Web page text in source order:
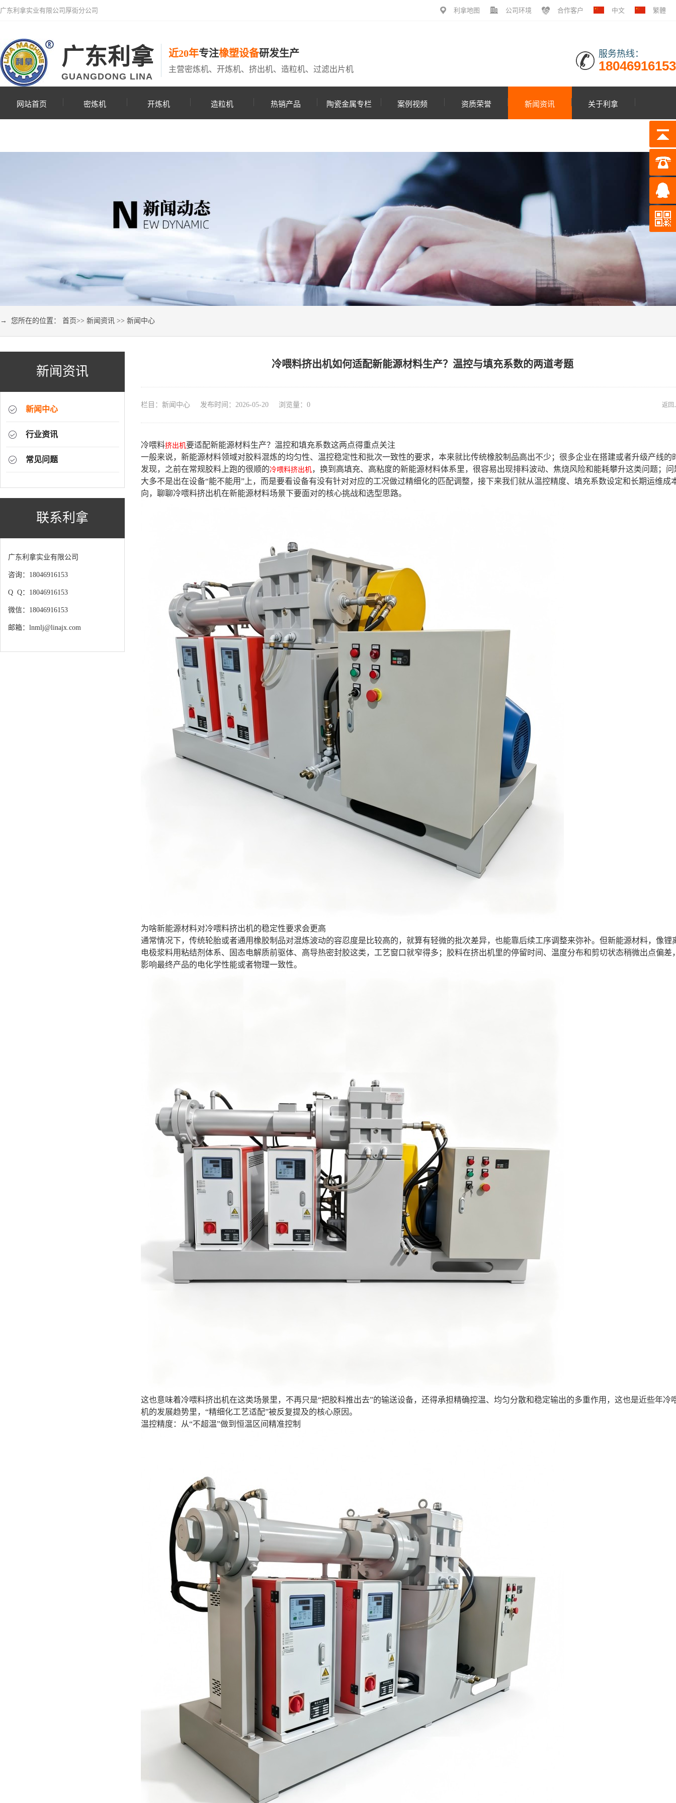
广东利拿实业有限公司厚街分公司 利拿地图 公司环境 合作客户 中文 繁體
广东利拿
GUANGDONG LINA
近20年专注橡塑设备研发生产
主营密炼机、开炼机、挤出机、造粒机、过滤出片机
服务热线：
18046916153
网站首页 密炼机 开炼机 造粒机 热销产品 陶瓷金属专栏 案例视频 资质荣誉 新闻资讯 关于利拿
→ 您所在的位置： 首页>> 新闻资讯 >> 新闻中心
新闻资讯
新闻中心
行业资讯
常见问题
联系利拿
广东利拿实业有限公司
咨询：18046916153
Q Q：18046916153
微信：18046916153
邮箱：lnmlj@linajx.com
冷喂料挤出机如何适配新能源材料生产？温控与填充系数的两道考题
栏目：新闻中心 发布时间：2026-05-20 浏览量： 0 返回
冷喂料挤出机要适配新能源材料生产？温控和填充系数这两点得重点关注
一般来说，新能源材料领域对胶料混炼的均匀性、温控稳定性和批次一致性的要求，本来就比传统橡胶制品高出不少；很多企业在搭建或者升级产线的
发现，之前在常规胶料上跑的很顺的冷喂料挤出机，换到高填充、高粘度的新能源材料体系里，很容易出现排料波动、焦烧风险和能耗攀升这类问题；问
大多不是出在设备“能不能用”上，而是要看设备有没有针对对应的工况做过精细化的匹配调整，接下来我们就从温控精度、填充系数设定和长期运维成
向，聊聊冷喂料挤出机在新能源材料场景下要面对的核心挑战和选型思路。
为啥新能源材料对冷喂料挤出机的稳定性要求会更高
通常情况下，传统轮胎或者通用橡胶制品对混炼波动的容忍度是比较高的，就算有轻微的批次差异，也能靠后续工序调整来弥补。但新能源材料，像锂
电极浆料用粘结剂体系、固态电解质前驱体、高导热密封胶这类，工艺窗口就窄得多；胶料在挤出机里的停留时间、温度分布和剪切状态稍微出点偏差
影响最终产品的电化学性能或者物理一致性。
这也意味着冷喂料挤出机在这类场景里，不再只是“把胶料推出去”的输送设备，还得承担精确控温、均匀分散和稳定输出的多重作用，这也是近些年冷
机的发展趋势里，“精细化工艺适配”被反复提及的核心原因。
温控精度：从“不超温”做到恒温区间精准控制